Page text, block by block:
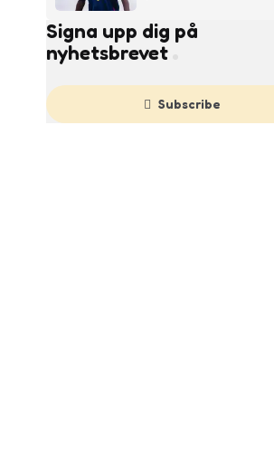
Signa upp dig på
nyhetsbrevet
Subscribe